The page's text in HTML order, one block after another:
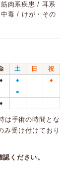
肉系疾患 / 耳系
毒 / けが・その
土 日
祝
● ● ●
●
●
は手術の時間とな
み受け付けており
ください。